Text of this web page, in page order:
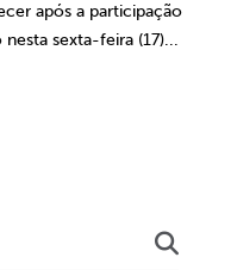
após a participação
sexta-feira (17)...